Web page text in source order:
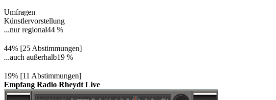
Umfragen
Künstlervorstellung
...nur regional44 %
44% [25 Abstimmungen]
...auch außerhalb19 %
19% [11 Abstimmungen]
Empfang Radio Rheydt Live